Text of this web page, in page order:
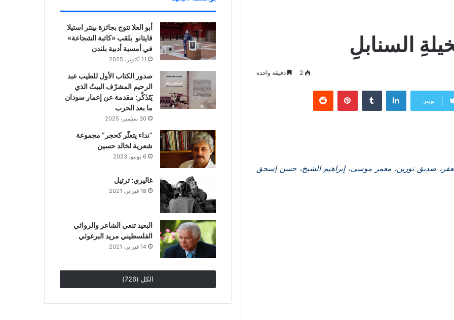
السنابلِ
2 دقيقة واحدة
تويتر
لينكدإن بينتيريست
صديق نورين، معمر موسى، إبراهيم الشيخ، حسن إسحق
أبو العلا تتوج بجائزة بينتر استيلا
قايتانو بلقب «كاتبة الشجاعة»
في أمسية أدبية بلندن
11 أكتوبر، 2025
صدور الكتاب الأول للطيب عبد
الرحيم المشرّف البيتُ الذي
يَتَذَكَّر: مقدمة عن إعمار سودان
ما بعد الحرب
30 سبتمبر، 2025
“نداء يتعثّر كحجر” مجموعة
شعرية لخالد حسين
6 يونيو، 2023
غاليري: ترتيل
18 فبراير، 2021
البعيد تنعي الشاعر والروائي
الفلسطيني مريد البرغوثي
14 فبراير، 2021
الكل (726)